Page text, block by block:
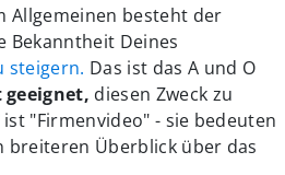
Allgemeinen besteht der
Bekanntheit Deines
steigern. Das ist das A und O
geeignet, diesen Zweck zu
"Firmenvideo" - sie bedeuten
breiteren Überblick über das